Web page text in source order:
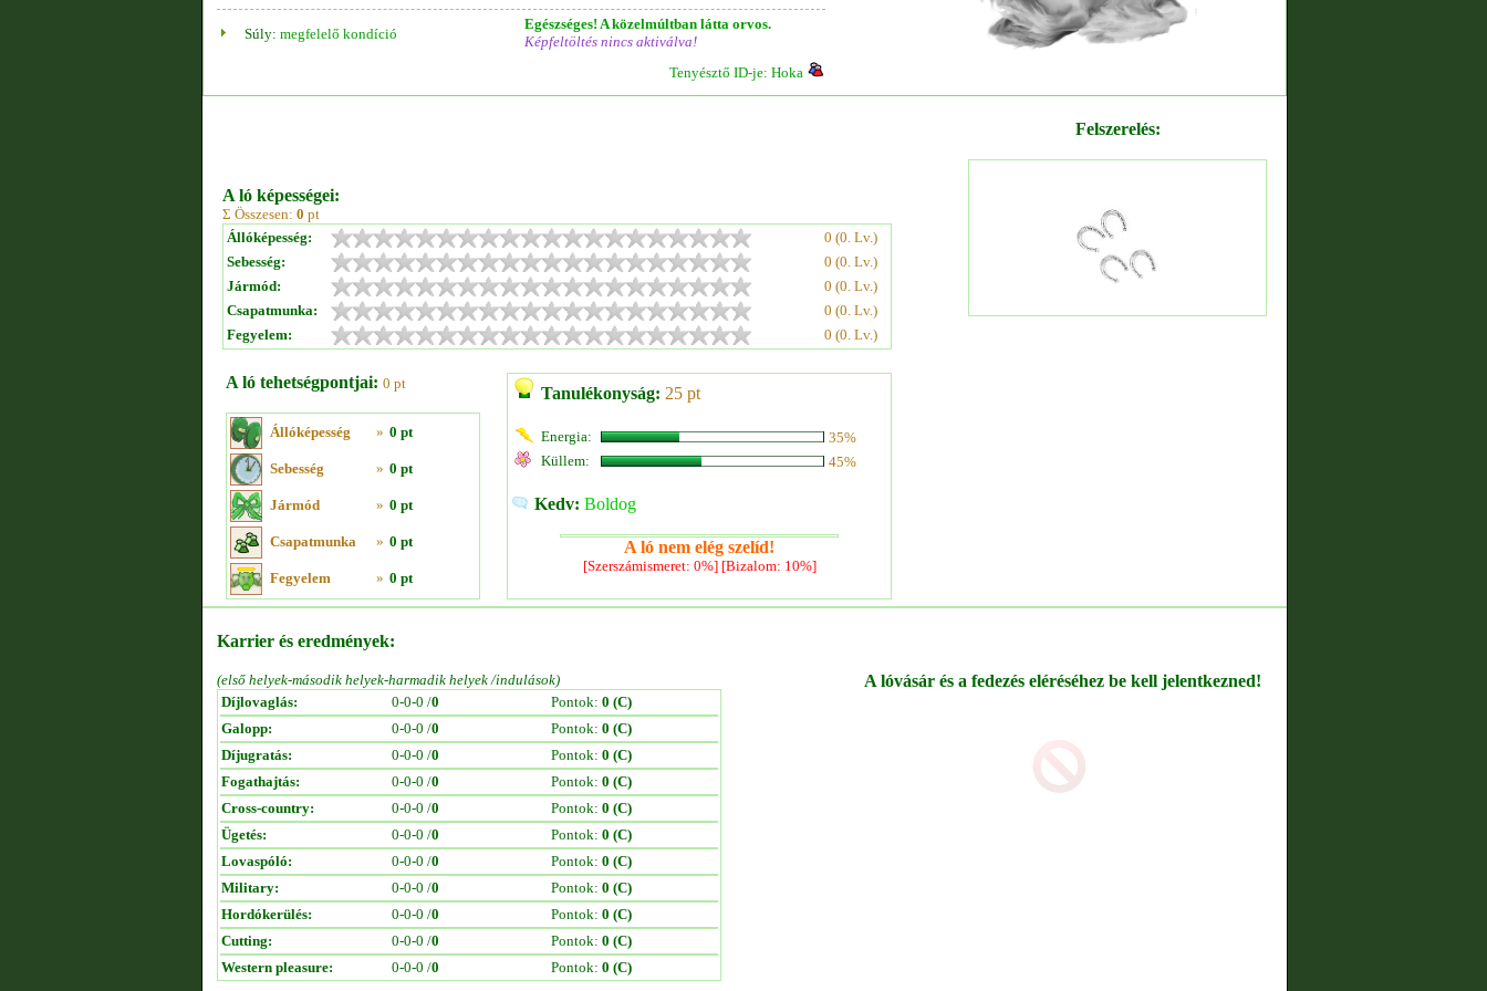
Súly: megfelelő kondíció
Egészséges! A közelmúltban látta orvos.
Képfeltöltés nincs aktiválva!
Tenyésztő ID-je: Hoka
A ló képességei:
Σ Összesen: 0 pt
Állóképesség:
0 (0. Lv.)
Sebesség:
0 (0. Lv.)
Jármód:
0 (0. Lv.)
Csapatmunka:
0 (0. Lv.)
Fegyelem:
0 (0. Lv.)
A ló tehetségpontjai: 0 pt
Állóképesség » 0 pt
Sebesség » 0 pt
Jármód » 0 pt
Csapatmunka » 0 pt
Fegyelem » 0 pt
Tanulékonyság: 25 pt
Energia:
35%
Küllem:
45%
Kedv: Boldog
A ló nem elég szelíd!
[Szerszámismeret: 0%] [Bizalom: 10%]
Felszerelés:
Karrier és eredmények:
(első helyek-második helyek-harmadik helyek /indulások)
Díjlovaglás:
0-0-0 /0 Pontok: 0 (C)
Galopp:
0-0-0 /0 Pontok: 0 (C)
Díjugratás:
0-0-0 /0 Pontok: 0 (C)
Fogathajtás:
0-0-0 /0 Pontok: 0 (C)
Cross-country:
0-0-0 /0 Pontok: 0 (C)
Ügetés:
0-0-0 /0 Pontok: 0 (C)
Lovaspóló:
0-0-0 /0 Pontok: 0 (C)
Military:
0-0-0 /0 Pontok: 0 (C)
Hordókerülés:
0-0-0 /0 Pontok: 0 (C)
Cutting:
0-0-0 /0 Pontok: 0 (C)
Western pleasure:
0-0-0 /0 Pontok: 0 (C)
A lóvásár és a fedezés eléréséhez be kell jelentkezned!